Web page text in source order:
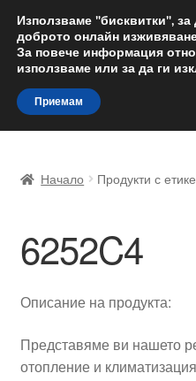
Доставка
Skip
to
navigation
Skip
to
content
Доставка по целия свят
Жалби
Начало Продукти с
6252C4
Описание на продукта:
Представяме ви нашето
отопление и
Използваме "бисквитки",
доброто онлайн
За повече информация
използваме или за да ги
Приемам